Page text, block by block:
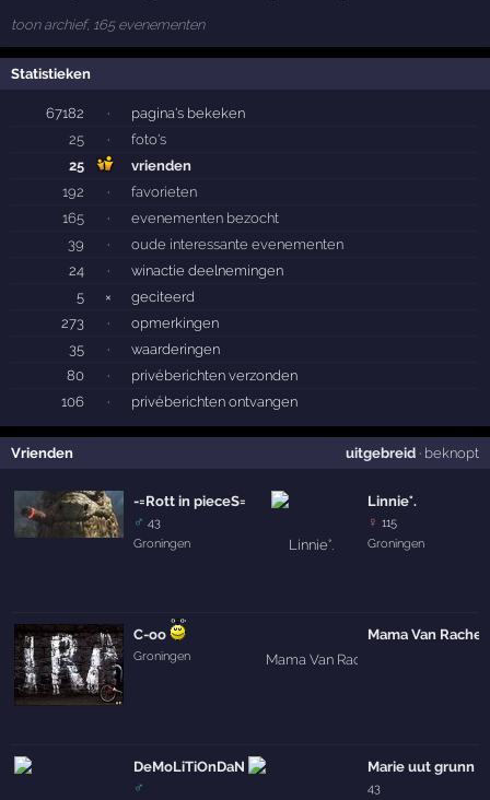
toon archief, 165 evenementen
Statistieken
67182 ·
pagina's bekeken
25
·
foto's
25
vrienden
192
·
favorieten
165
·
evenementen bezocht
39
·
oude interessante evenementen
24
·
winactie deelnemingen
5
×
geciteerd
273
·
opmerkingen
35
·
waarderingen
80
·
privéberichten verzonden
106
· privéberichten ontvangen
Vrienden uitgebreid· beknopt
-=Rott in pieceS=-
♂ 43
Groningen
C-oo
Groningen
DeMoLiTiOnDaNnY
♂
Linnie°.
♀ 115
Groningen
Mama Van
Marie uut grunn
43